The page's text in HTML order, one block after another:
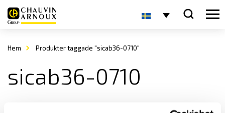
Hem Produkter taggade "sicab36-0710"
sicab36-0710